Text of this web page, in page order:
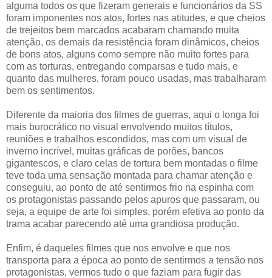
alguma todos os que fizeram generais e funcionários da SS
foram imponentes nos atos, fortes nas atitudes, e que cheios
de trejeitos bem marcados acabaram chamando muita
atenção, os demais da resistência foram dinâmicos, cheios
de bons atos, alguns como sempre não muito fortes para
com as torturas, entregando comparsas e tudo mais, e
quanto das mulheres, foram pouco usadas, mas trabalharam
bem os sentimentos.
Diferente da maioria dos filmes de guerras, aqui o longa foi
mais burocrático no visual envolvendo muitos títulos,
reuniões e trabalhos escondidos, mas com um visual de
inverno incrível, muitas gráficas de porões, bancos
gigantescos, e claro celas de tortura bem montadas o filme
teve toda uma sensação montada para chamar atenção e
conseguiu, ao ponto de até sentirmos frio na espinha com
os protagonistas passando pelos apuros que passaram, ou
seja, a equipe de arte foi simples, porém efetiva ao ponto da
trama acabar parecendo até uma grandiosa produção.
Enfim, é daqueles filmes que nos envolve e que nos
transporta para a época ao ponto de sentirmos a tensão nos
protagonistas, vermos tudo o que faziam para fugir das